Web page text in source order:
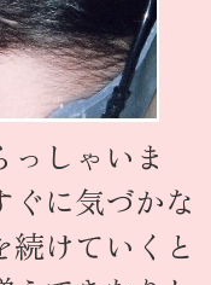
しゃいま
ぐに気づかな
続けていくと